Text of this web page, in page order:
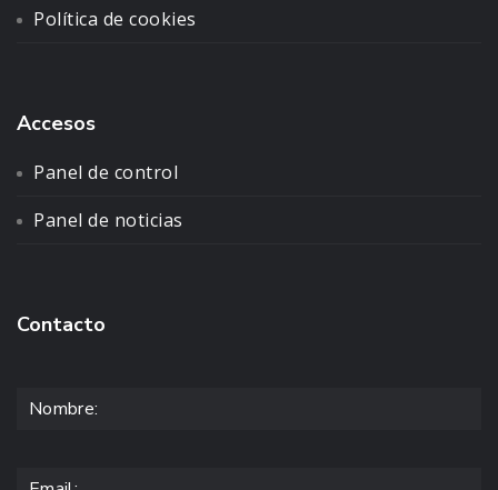
Política de cookies
Accesos
Panel de control
Panel de noticias
Contacto